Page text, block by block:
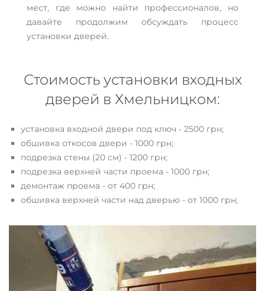
мест, где можно найти профессионалов, но
давайте продолжим обсуждать процесс
установки дверей.
Стоимость установки входных
дверей в Хмельницком:
установка входной двери под ключ - 2500 грн;
обшивка откосов двери - 1000 грн;
подрезка стены (20 см) - 1200 грн;
подрезка верхней части проема - 1000 грн;
демонтаж проема - от 400 грн;
обшивка верхней части над дверью - от 1000 грн;